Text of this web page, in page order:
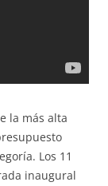
la más alta
Los 11
inaugural